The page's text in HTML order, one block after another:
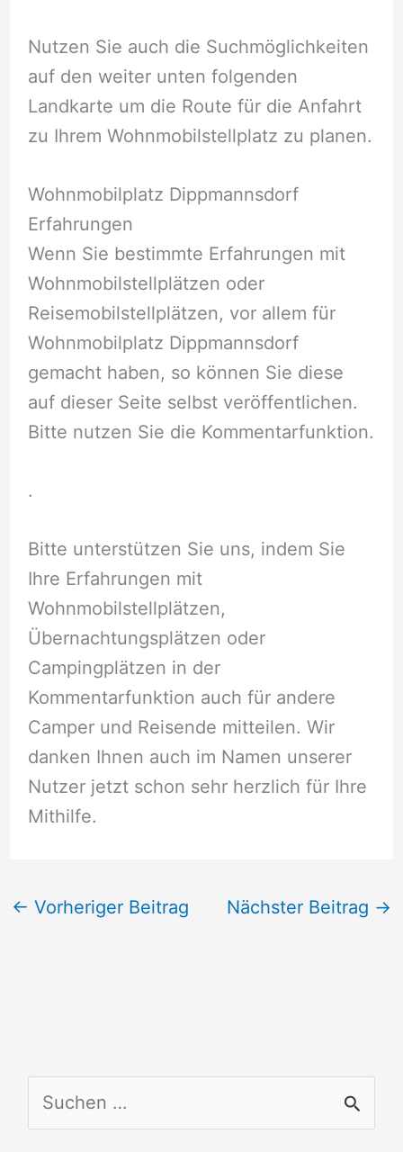
Nutzen Sie auch die Suchmöglichkeiten
auf den weiter unten folgenden
Landkarte um die Route für die Anfahrt
zu Ihrem Wohnmobilstellplatz zu planen.
Wohnmobilplatz Dippmannsdorf
Erfahrungen
Wenn Sie bestimmte Erfahrungen mit
Wohnmobilstellplätzen oder
Reisemobilstellplätzen, vor allem für
Wohnmobilplatz Dippmannsdorf
gemacht haben, so können Sie diese
auf dieser Seite selbst veröffentlichen.
Bitte nutzen Sie die Kommentarfunktion.
.
Bitte unterstützen Sie uns, indem Sie
Ihre Erfahrungen mit
Wohnmobilstellplätzen,
Übernachtungsplätzen oder
Campingplätzen in der
Kommentarfunktion auch für andere
Camper und Reisende mitteilen. Wir
danken Ihnen auch im Namen unserer
Nutzer jetzt schon sehr herzlich für Ihre
Mithilfe.
← Vorheriger Beitrag Nächster Beitrag →
u